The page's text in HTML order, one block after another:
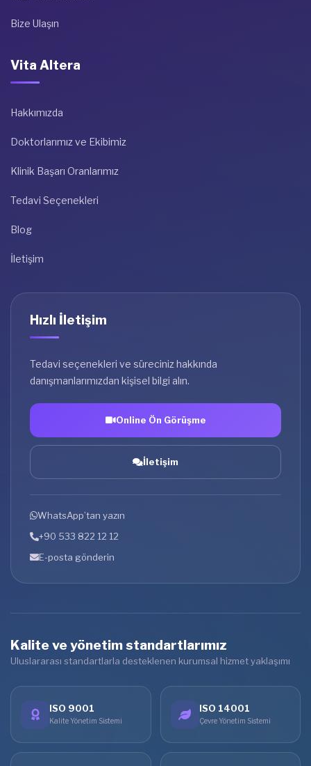
Bize Ulaşın
Vita Altera
Hakkımızda
Doktorlarımız ve Ekibimiz
Klinik Başarı Oranlarımız
Tedavi Seçenekleri
Blog
İletişim
Hızlı İletişim
Tedavi seçenekleri ve süreciniz hakkında
danışmanlarımızdan kişisel bilgi alın.
Online Ön Görüşme
İletişim
WhatsApp’tan yazın
+90 533 822 12 12
E-posta gönderin
Kalite ve yönetim standartlarımız
Uluslararası standartlarla desteklenen kurumsal hizmet yaklaşımı
ISO 9001
Kalite Yönetim Sistemi
ISO 14001
Çevre Yönetim Sistemi